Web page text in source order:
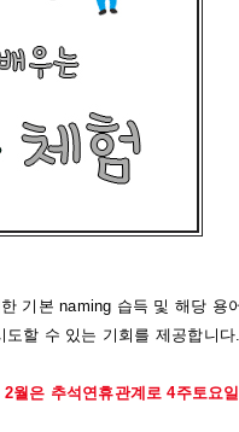
기본 naming 습득 및 해당 용
도할 수 있는 기회를 제공합니다.
2월은 추석연휴관계로 4주토요